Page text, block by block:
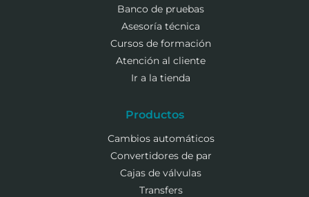
Banco de pruebas
Asesoría técnica
Cursos de formación
Atención al cliente
Ir a la tienda
Productos
Cambios automáticos
Convertidores de par
Cajas de válvulas
Transfers